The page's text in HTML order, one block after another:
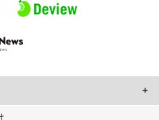
に合わせたコンテンツや広告の